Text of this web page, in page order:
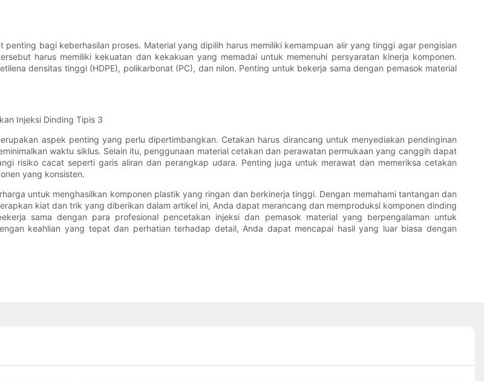
bagi keberhasilan proses. Material yang dipilih harus memiliki kemampuan alir yang tinggi agar pengisian
harus memiliki kekuatan dan kekakuan yang memadai untuk memenuhi persyaratan kinerja komponen.
densitas tinggi (HDPE), polikarbonat (PC), dan nilon. Penting untuk bekerja sama dengan pemasok material
aspek penting yang perlu dipertimbangkan. Cetakan harus dirancang untuk menyediakan pendinginan
waktu siklus. Selain itu, penggunaan material cetakan dan perawatan permukaan yang canggih dapat
risiko cacat seperti garis aliran dan perangkap udara. Penting juga untuk merawat dan memeriksa cetakan
yang konsisten.
untuk menghasilkan komponen plastik yang ringan dan berkinerja tinggi. Dengan memahami tantangan dan
kiat dan trik yang diberikan dalam artikel ini, Anda dapat merancang dan memproduksi komponen dinding
sama dengan para profesional pencetakan injeksi dan pemasok material yang berpengalaman untuk
keahlian yang tepat dan perhatian terhadap detail, Anda dapat mencapai hasil yang luar biasa dengan